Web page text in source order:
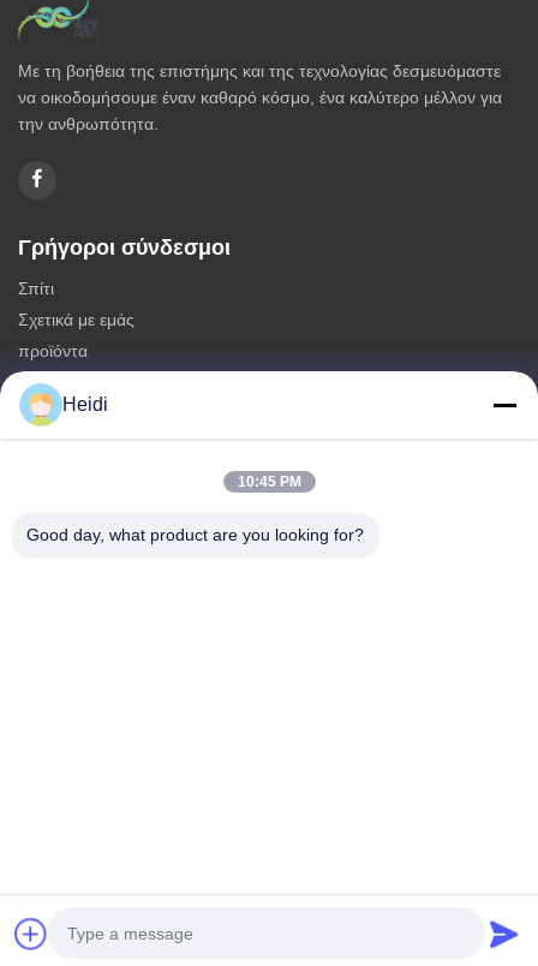
Με τη βοήθεια της επιστήμης και της τεχνολογίας δεσμευόμαστε
να οικοδομήσουμε έναν καθαρό κόσμο, ένα καλύτερο μέλλον για
την ανθρωπότητα.
Γρήγοροι σύνδεσμοι
Σπίτι
Σχετικά με εμάς
προϊόντα
Επικοινωνήστε μαζί μας
Κατηγορίες
Μη συνεχείς ίνες πολυεστέρα
Φύλλα πολυεστέρα χαμηλής τήξης
Heidi
10:45 PM
Good day, what product are you looking for?